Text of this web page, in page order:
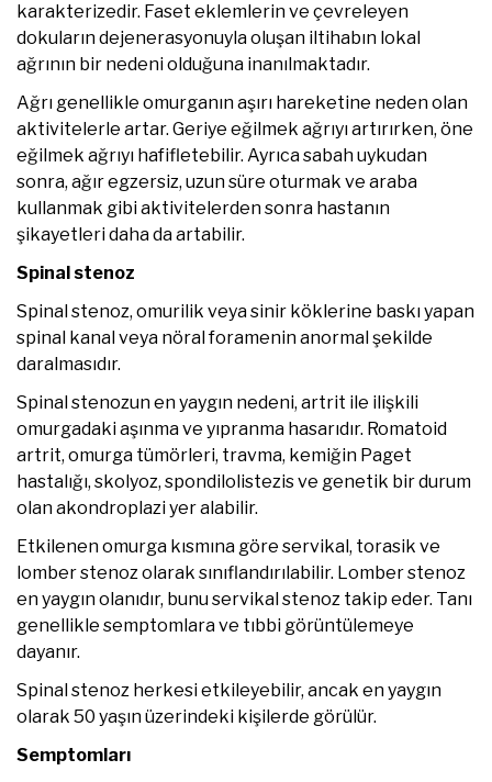
karakterizedir. Faset eklemlerin ve çevreleyen
dokuların dejenerasyonuyla oluşan iltihabın lokal
ağrının bir nedeni olduğuna inanılmaktadır.
Ağrı genellikle omurganın aşırı hareketine neden olan
aktivitelerle artar. Geriye eğilmek ağrıyı artırırken, öne
eğilmek ağrıyı hafifletebilir. Ayrıca sabah uykudan
sonra, ağır egzersiz, uzun süre oturmak ve araba
kullanmak gibi aktivitelerden sonra hastanın
şikayetleri daha da artabilir.
Spinal stenoz
Spinal stenoz, omurilik veya sinir köklerine baskı yapan
spinal kanal veya nöral foramenin anormal şekilde
daralmasıdır.
Spinal stenozun en yaygın nedeni, artrit ile ilişkili
omurgadaki aşınma ve yıpranma hasarıdır. Romatoid
artrit, omurga tümörleri, travma, kemiğin Paget
hastalığı, skolyoz, spondilolistezis ve genetik bir durum
olan akondroplazi yer alabilir.
Etkilenen omurga kısmına göre servikal, torasik ve
lomber stenoz olarak sınıflandırılabilir. Lomber stenoz
en yaygın olanıdır, bunu servikal stenoz takip eder. Tanı
genellikle semptomlara ve tıbbi görüntülemeye
dayanır.
Spinal stenoz herkesi etkileyebilir, ancak en yaygın
olarak 50 yaşın üzerindeki kişilerde görülür.
Semptomları